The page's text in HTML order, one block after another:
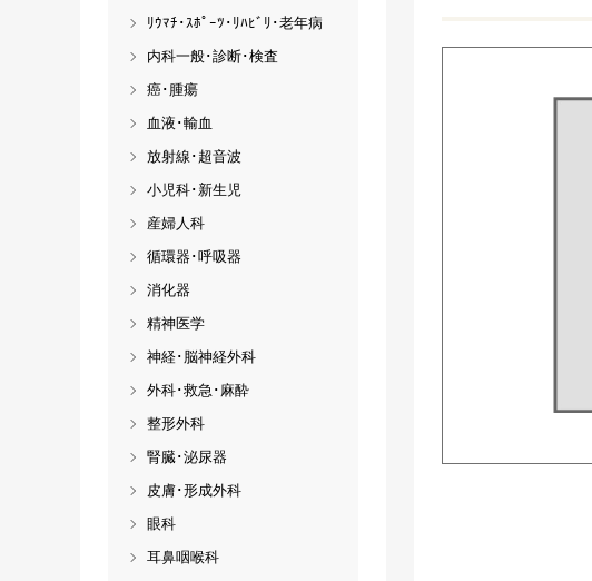
ﾘｳﾏﾁ･ｽﾎﾟｰﾂ･ﾘﾊﾋﾞﾘ･老年病
内科一般･診断･検査
癌･腫瘍
血液･輸血
放射線･超音波
小児科･新生児
産婦人科
循環器･呼吸器
消化器
精神医学
神経･脳神経外科
外科･救急･麻酔
整形外科
腎臓･泌尿器
皮膚･形成外科
眼科
耳鼻咽喉科